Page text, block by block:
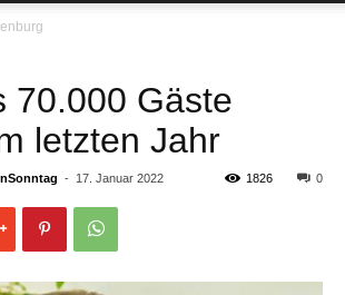
70.000 Gäste
letzten Jahr
- 17. Januar 2022 0
1826